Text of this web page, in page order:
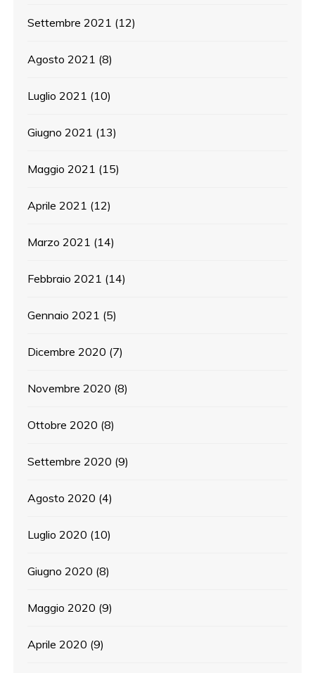
Settembre 2021 (12)
Agosto 2021 (8)
Luglio 2021 (10)
Giugno 2021 (13)
Maggio 2021 (15)
Aprile 2021 (12)
Marzo 2021 (14)
Febbraio 2021 (14)
Gennaio 2021 (5)
Dicembre 2020 (7)
Novembre 2020 (8)
Ottobre 2020 (8)
Settembre 2020 (9)
Agosto 2020 (4)
Luglio 2020 (10)
Giugno 2020 (8)
Maggio 2020 (9)
Aprile 2020 (9)